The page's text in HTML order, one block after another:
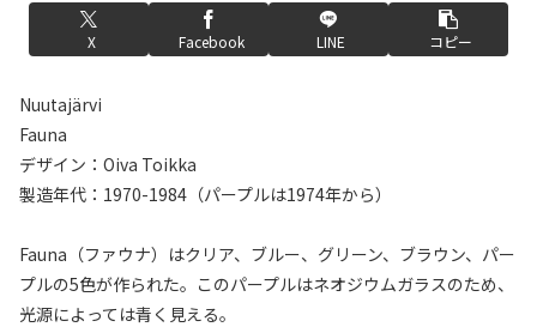
X Facebook LINE コピー
Nuutajärvi
Fauna
デザイン：Oiva Toikka
製造年代：1970-1984（パープルは1974年から）
Fauna（ファウナ）はクリア、ブルー、グリーン、ブラウン、パー
プルの5色が作られた。このパープルはネオジウムガラスのため、
光源によっては青く見える。